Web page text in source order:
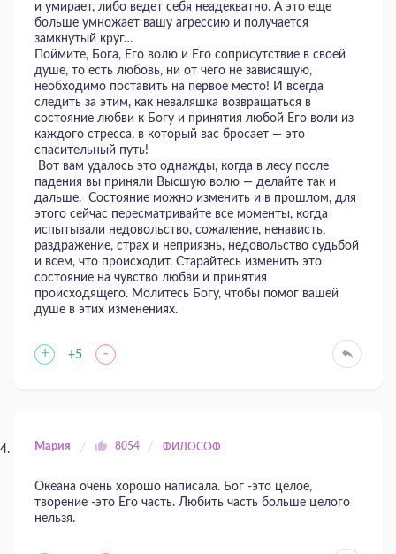
и умирает, либо ведет себя неадекватно. А это еще
больше умножает вашу агрессию и получается
замкнутый круг…
Поймите, Бога, Его волю и Его соприсутствие в своей
душе, то есть любовь, ни от чего не зависящую,
необходимо поставить на первое место! И всегда
следить за этим, как неваляшка возвращаться в
состояние любви к Богу и принятия любой Его воли из
каждого стресса, в который вас бросает — это
спасительный путь!
Вот вам удалось это однажды, когда в лесу после
падения вы приняли Высшую волю — делайте так и
дальше. Состояние можно изменить и в прошлом, для
этого сейчас пересматривайте все моменты, когда
испытывали недовольство, сожаление, ненависть,
раздражение, страх и неприязнь, недовольство судьбой
и всем, что происходит. Старайтесь изменить это
состояние на чувство любви и принятия
происходящего. Молитесь Богу, чтобы помог вашей
душе в этих изменениях.
+ +5 -
Мария 8054 ФИЛОСОФ
Океана очень хорошо написала. Бог -это целое,
творение -это Его часть. Любить часть больше целого
нельзя.